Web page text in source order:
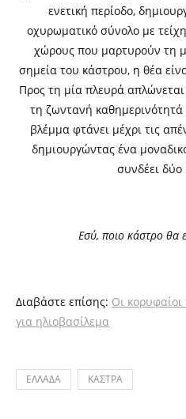
ενετική περίοδο,
οχυρωματικό σύνολο με
χώρους που μαρτυρούν τη
σημεία του κάστρου, η θέα
Προς τη μία πλευρά
τη ζωντανή
βλέμμα φτάνει μέχρι τις
δημιουργώντας ένα
συνδέει δύο
Εσύ, ποιο κάστρο θα
Διαβάστε επίσης: Οι
για ηλιοβασίλεμα
ΕΛΛΑΔΑ ΚΑΣΤΡΑ